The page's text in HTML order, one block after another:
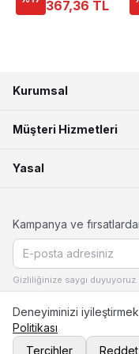
367,36 TL
Kurumsal
Müşteri Hizmetleri
Yasal
Kampanya ve
Gizliliğinize saygı
Deneyiminizi
Politikası
Tercihler
Reddet